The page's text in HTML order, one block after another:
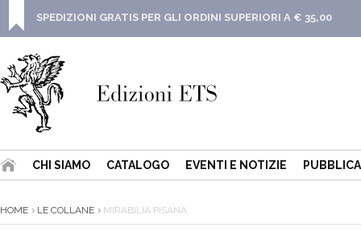
SPEDIZIONI GRATIS PER GLI ORDINI SUPERIORI A € 35,00
CHI SIAMO CATALOGO EVENTI E NOTIZIE
HOME LE COLLANE MIRABILIA PISANA